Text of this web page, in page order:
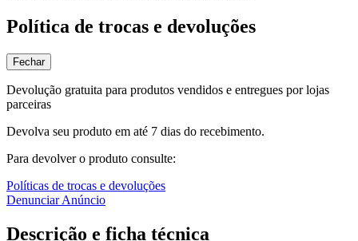
Política de trocas e devoluções
Fechar
Devolução gratuita para produtos vendidos e entregues por lojas
parceiras
Devolva seu produto em até 7 dias do recebimento.
Para devolver o produto consulte:
Políticas de trocas e devoluções
Denunciar Anúncio
Descrição e ficha técnica